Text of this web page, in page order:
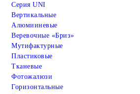
Серия UNI
Вертикальные
Алюмииневые
Веревочные «Бриз»
Мутифактурные
Пластиковые
Тканевые
Фотожалюзи
Горизонтальные